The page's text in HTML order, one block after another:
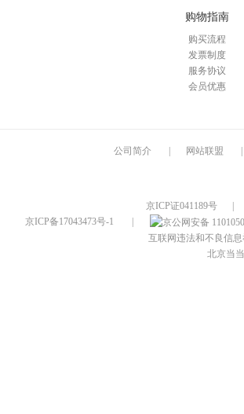
购物指南
购买流程
发票制度
服务协议
会员优惠
公司简介 网站联盟
京ICP证041189号
京ICP备17043473号-1
互联网违法和不良信息
北京当